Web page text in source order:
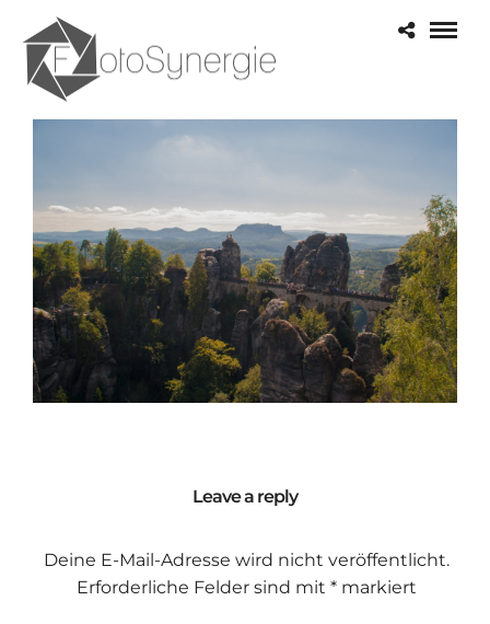
Leave a reply
Deine E-Mail-Adresse wird nicht veröffentlicht.
Erforderliche Felder sind mit *markiert